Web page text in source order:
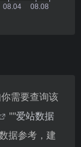
需要查询该
""爱站数据
据参考，建